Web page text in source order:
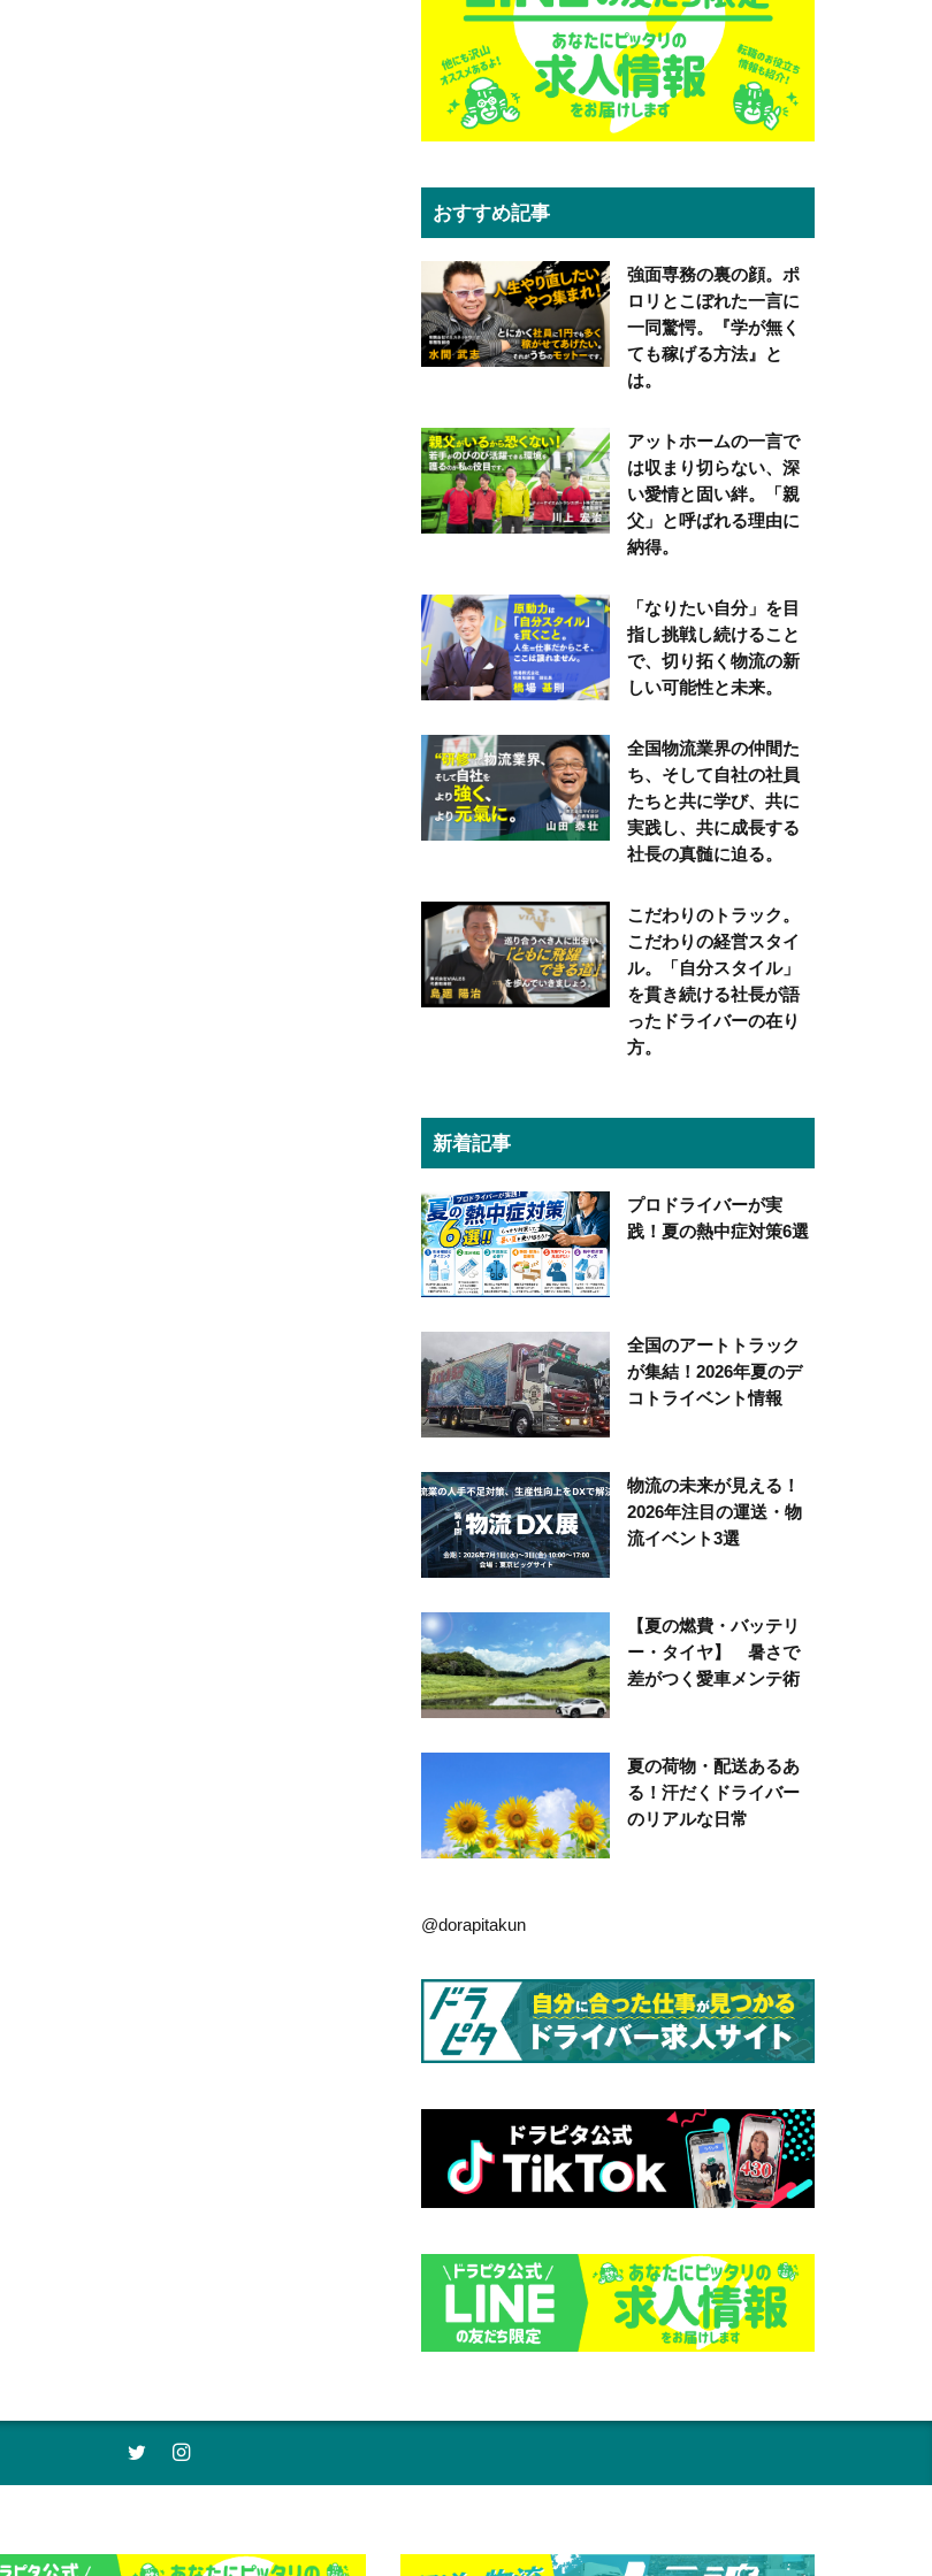
おすすめ記事
強面専務の裏の顔。ポ
ロリとこぼれた一言に
一同驚愕。『学が無く
ても稼げる方法』と
は。
アットホームの一言で
は収まり切らない、深
い愛情と固い絆。「親
父」と呼ばれる理由に
納得。
「なりたい自分」を目
指し挑戦し続けること
で、切り拓く物流の新
しい可能性と未来。
全国物流業界の仲間た
ち、そして自社の社員
たちと共に学び、共に
実践し、共に成長する
社長の真髄に迫る。
こだわりのトラック。
こだわりの経営スタイ
ル。「自分スタイル」
を貫き続ける社長が語
ったドライバーの在り
方。
新着記事
プロドライバーが実
践！夏の熱中症対策6選
全国のアートトラック
が集結！2026年夏のデ
コトライベント情報
物流の未来が見える！
2026年注目の運送・物
流イベント3選
【夏の燃費・バッテリ
ー・タイヤ】 暑さで
差がつく愛車メンテ術
夏の荷物・配送あるあ
る！汗だくドライバー
のリアルな日常
@dorapitakun